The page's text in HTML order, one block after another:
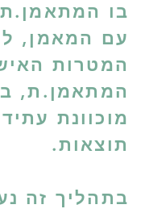
בו
עם המאמן,
המטרות
המתאמן.ת,
מוכוונת
תוצאות.
בתהליך זה